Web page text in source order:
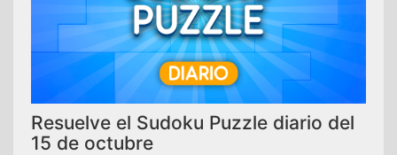
Resuelve el Sudoku Puzzle diario del
15 de octubre